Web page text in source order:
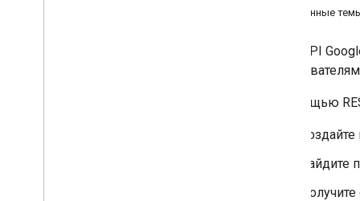
Связанные
REST API
С помощью
Найдите